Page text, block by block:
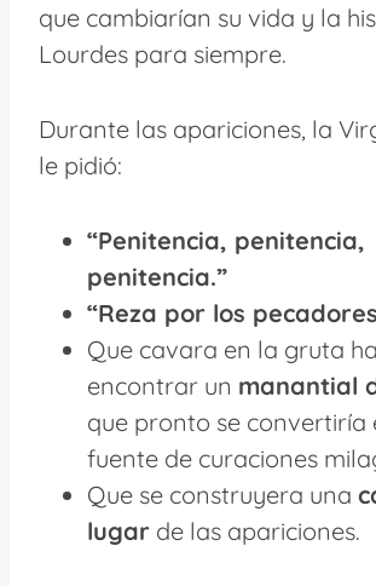
que cambiarían su vida y la
Lourdes para siempre.
Durante las apariciones, la
le pidió:
“Penitencia, penitencia,
penitencia.”
“Reza por los
Que cavara en la gruta
encontrar un manantial
que pronto se convertiría
fuente de curaciones
Que se construyera una
lugar de las apariciones.